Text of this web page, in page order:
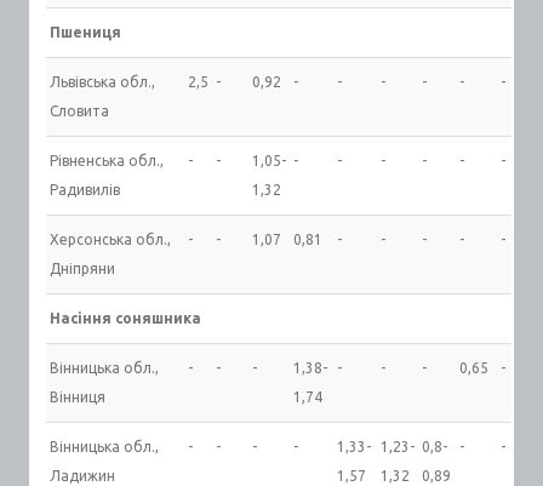
Пшениця
Львівська обл.,
Словита
2,5 - 0,92 - - - - - -
Рівненська обл.,
Радивилів
- -
1,05-
1,32
- - - - - -
Херсонська обл.,
Дніпряни
- - 1,07 0,81 - - - - -
Насіння соняшника
Вінницька обл.,
Вінниця
- - -
1,38-
1,74
- - - 0,65 -
Вінницька обл.,
Ладижин
- - - -
1,33-
1,57
1,23-
1,32
0,8-
0,89
- -